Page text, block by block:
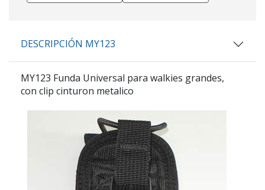
DESCRIPCIÓN MY123
MY123 Funda Universal para walkies grandes,
con clip cinturon metalico